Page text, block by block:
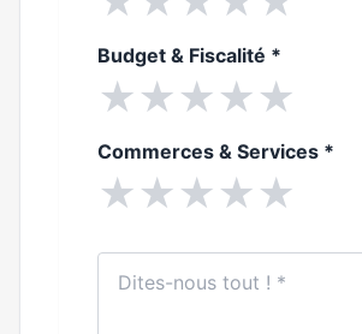
Budget & Fiscalité *
★★★★★
Commerces & Services *
★★★★★